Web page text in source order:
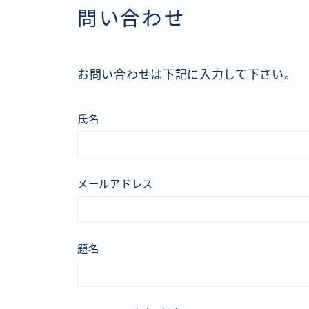
ミステ
問い合わせ
お問い合わせは下記に入力して下さい。
氏名
メールアドレス
題名